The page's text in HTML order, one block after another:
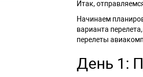
Итак,
Начинаем
варианта
перелеты
День 1: